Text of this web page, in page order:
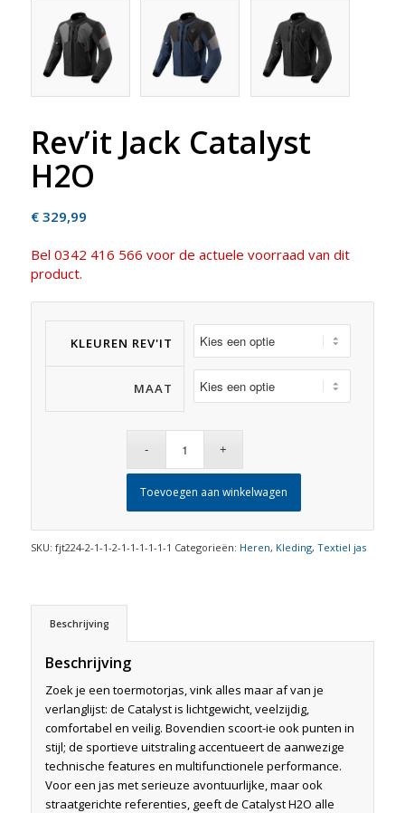
Rev’it Jack Catalyst
H2O
€329,99
Bel 0342 416 566 voor de actuele voorraad van dit
product.
KLEUREN REV'IT
MAAT
Toevoegen aan winkelwagen
SKU: fjt224-2-1-1-2-1-1-1-1-1-1 Categorieën: Heren, Kleding, Textiel jas
Beschrijving
Beschrijving
Zoek je een toermotorjas, vink alles maar af van je
verlanglijst: de Catalyst is lichtgewicht, veelzijdig,
comfortabel en veilig. Bovendien scoort-ie ook punten in
stijl; de sportieve uitstraling accentueert de aanwezige
technische features en multifunctionele performance.
Voor een jas met serieuze avontuurlijke, maar ook
straatgerichte referenties, geeft de Catalyst H2O alle